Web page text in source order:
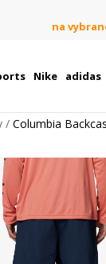
na
Nike adidas
Columbia